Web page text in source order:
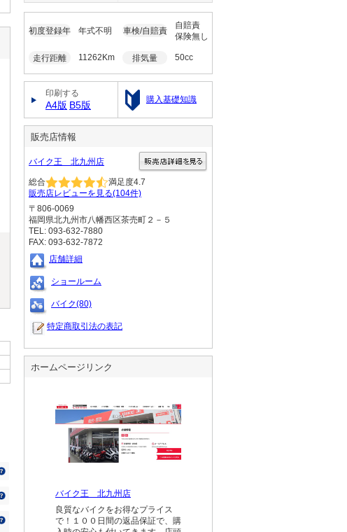
初度登録年 年式不明 車検/自賠責
自賠責
保険無し
走行距離 11262Km 排気量 50cc
印刷する
A4版 B5版 購入基礎知識
販売店情報
バイク王 北九州店
総合 満足度4.7
販売店レビューを見る(104件)
〒806-0069
福岡県北九州市八幡西区茶売町２－５
TEL: 093-632-7880
FAX: 093-632-7872
店舗詳細
ショールーム
バイク(80)
特定商取引法の表記
ホームページリンク
バイク王 北九州店
良質なバイクをお得なプライス
で！１００日間の返品保証で、購